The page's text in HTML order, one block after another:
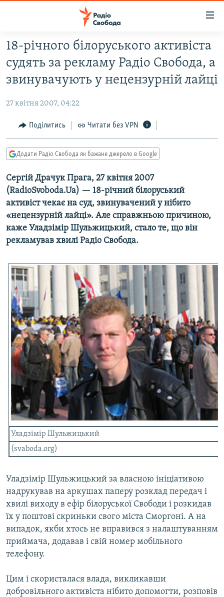
Перейти
до
основного
матеріалу
Перейти
до
навігації
Перейти
до
РАДІО СВОБОДА – 70 РОКІВ
ВСЕ ЗА ДОБУ
СТАТТІ
ПОЛІТИКА
ЕКОНОМІКА
КУЛЬТУРА
СПОРТ
УКРАЇНА
СВІТ
ВІЙНА
РОСІЙСЬКА «ФІЛЬТРАЦІЯ»
КРИМ.РЕАЛІЇ
ТИ ЯК?
СХЕМИ
КИТАЙ.ВИКЛИКИ
МУЛЬТИМЕДІА
СПЕЦПРОЄКТИ
ПОДКАСТИ
КРИМ РЕАЛІЇ
РУС
УКР
КТАТ
ДОЛУЧАЙСЯ!
Усі сайти RFE/RL
18-річного білоруського активіста
судять за рекламу Радіо Свобода, а
звинувачують у нецензурній лайці
27 квітня 2007, 04:22
Поділитись Читати без VPN
Додати Радіо Свобода як бажане джерело в Google
Сергій Драчук Прага, 27 квітня 2007
(RadioSvoboda.Ua) — 18-річний білоруський
активіст чекає на суд, звинувачений у нібито
«нецензурній лайці». Але справжньою причиною,
каже Уладзімір Шульжицький, стало те, що він
рекламував хвилі Радіо Свобода.
Уладзімір Шульжицький
(svaboda.org)
Уладзімір Шульжицький за власною ініціативою
надрукував на аркушах паперу розклад передач і
хвилі виходу в ефір білоруської Свободи і розкидав
їх у поштові скриньки свого міста Сморгоні. А на
випадок, якби хтось не вправився з налаштуванням
приймача, додавав і свій номер мобільного
телефону.
Цим і скористалася влада, викликавши
добровільного активіста нібито допомогти, розповів